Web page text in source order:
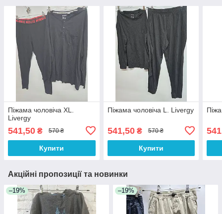
Піжама чоловіча XL.
Livergy
541,50 ₴ 570 ₴
Купити
Піжама чоловіча L. Livergy
541,50₴ 570 ₴
Купити
Акційні пропозиції та новинки
–19% –19%